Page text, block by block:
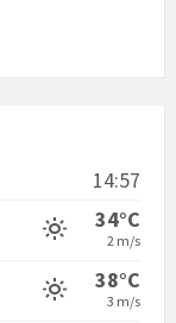
14:57
34°C
2 m/s
38°C
3 m/s